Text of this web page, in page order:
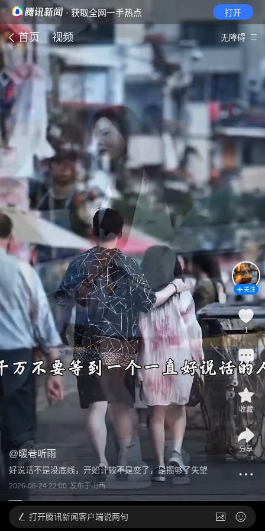
· 获取全网一手热点 打开
首页 视频 无障碍
@暖巷听雨
好说话不是没底线，开始计较不是变了，是攒够了失望
2026-06-24 22:00 发布于山西
关注
1
评论
收藏
分享
打开腾讯新闻客户端说两句